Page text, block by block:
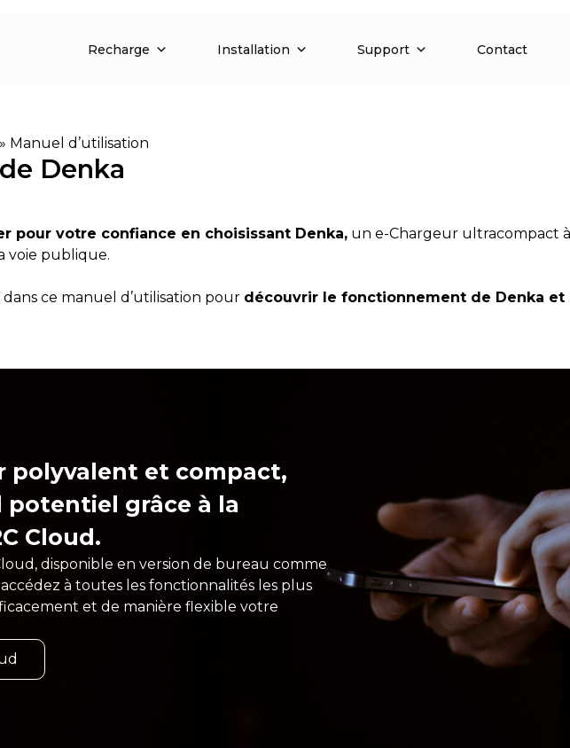
Recharge Installation Support Contact
» Manuel d’utilisation
Denka
pour votre confiance en choisissant Denka, un e-Chargeur ultracompact
voie publique.
ce manuel d’utilisation pour découvrir le fonctionnement de Denka
polyvalent et compact,
potentiel grâce à la
Cloud.
disponible en version de bureau comme
à toutes les fonctionnalités les plus
et de manière flexible votre